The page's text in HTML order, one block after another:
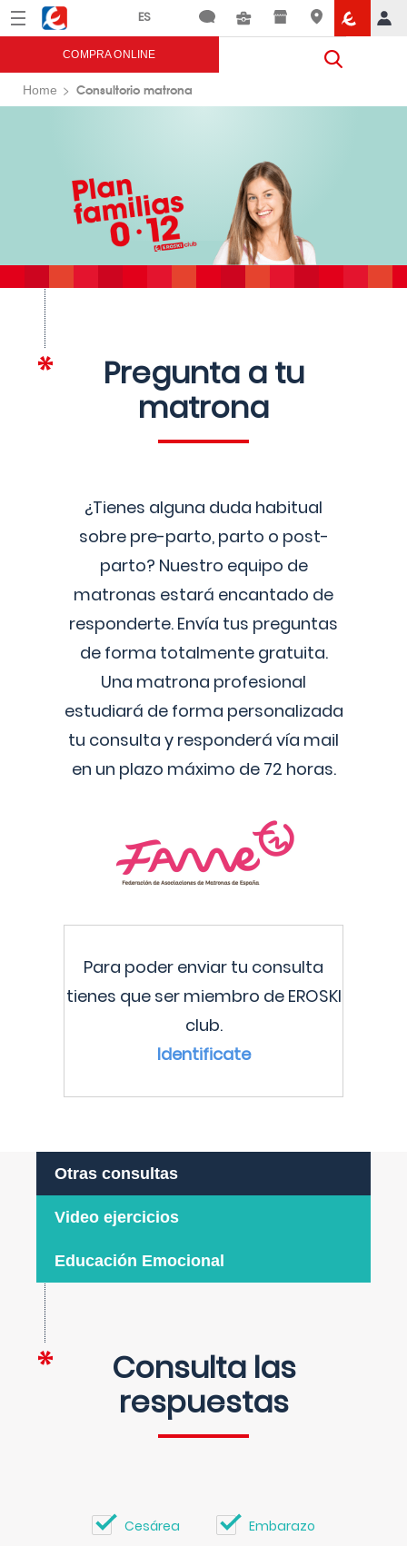
Menú Eroski
COMPRA ONLINE
Home Consultorio matrona
Pregunta a tu
matrona
¿Tienes alguna duda habitual
sobre pre-parto, parto o post-
parto? Nuestro equipo de
matronas estará encantado de
responderte. Envía tus preguntas
de forma totalmente gratuita.
Una matrona profesional
estudiará de forma personalizada
tu consulta y responderá vía mail
en un plazo máximo de 72 horas.
Para poder enviar tu consulta
tienes que ser miembro de EROSKI
club.
Identificate
Otras consultas
Video ejercicios
Educación Emocional
Consulta las
respuestas
Cesárea Embarazo